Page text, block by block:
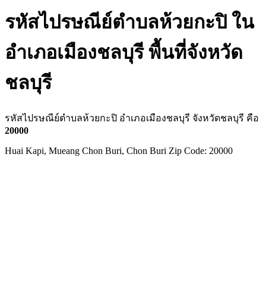
รหัสไปรษณีย์ตำบลห้วยกะปิ ใน
อำเภอเมืองชลบุรี พื้นที่จังหวัด
ชลบุรี
รหัสไปรษณีย์ตำบลห้วยกะปิ อำเภอเมืองชลบุรี จังหวัดชลบุรี คือ
20000
Huai Kapi, Mueang Chon Buri, Chon Buri Zip Code: 20000